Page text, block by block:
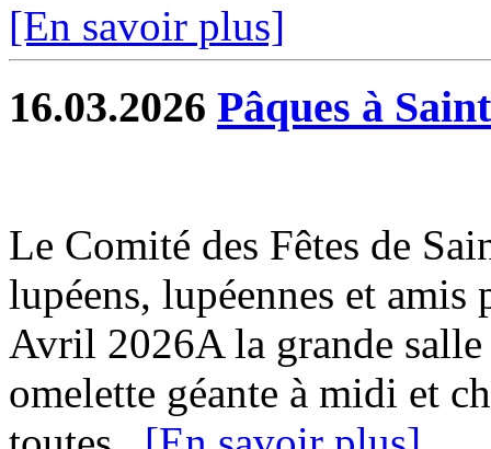
[En savoir plus]
16.03.2026 Pâques à
Le Comité des Fêtes de
lupéens, lupéennes et
Avril 2026A la grande
omelette géante à midi et